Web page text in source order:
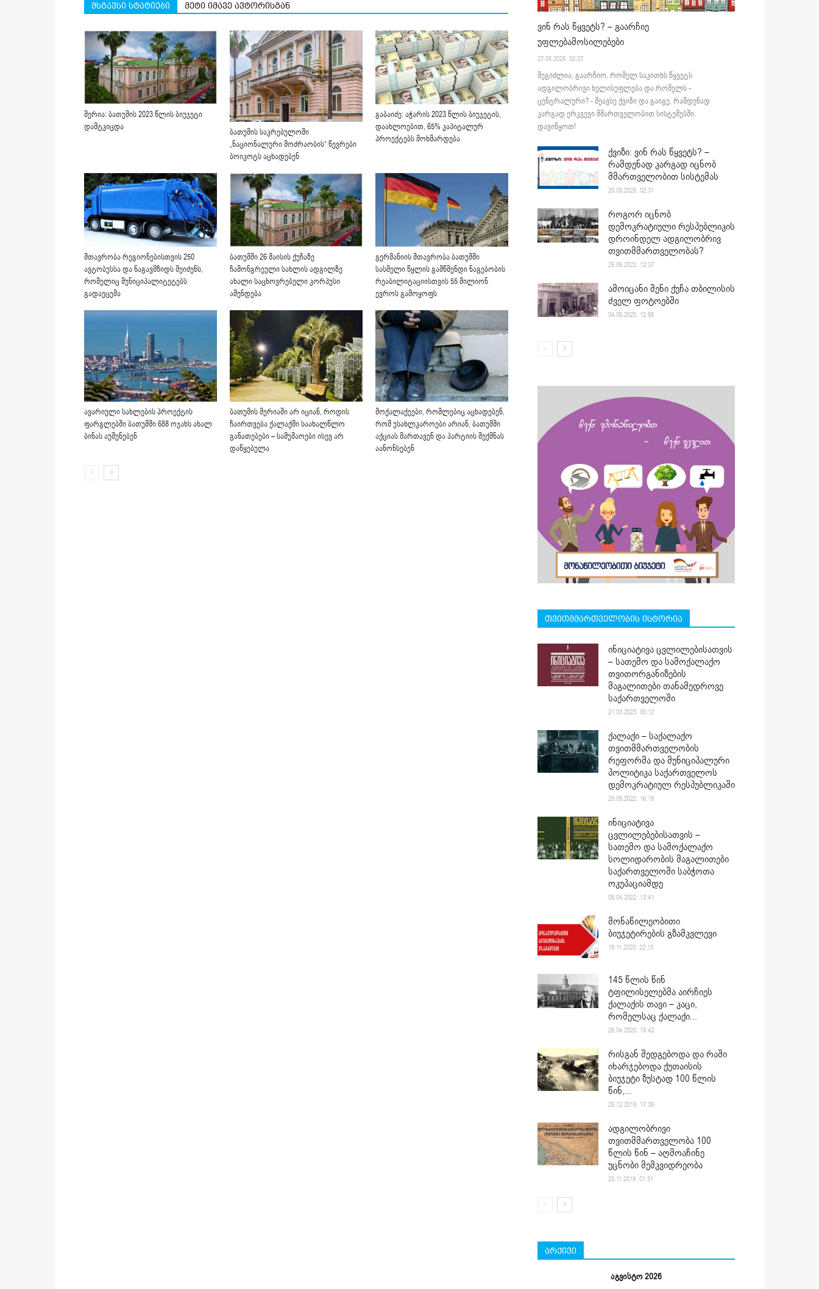
მსგავსი სტატიები მეტი იმავე ავტორისგან
მერია: ბათუმის 2023 წლის ბიუჯეტი
დამტკიცდა
ბათუმის საკრებულოში
„ნაციონალური მოძრაობის“ წევრები
ბოიკოტს აცხადებენ
გაბაიძე: აჭარის 2023 წლის ბიუჯეტის,
დაახლოებით, 65% კაპიტალურ
პროექტებს მოხმარდება
მთავრობა რეგიონებისთვის 250
ავტობუსსა და ნაგავმზიდს შეიძენს,
რომელიც მუნიციპალიტეტებს
გადაეცემა
ბათუმში 26 მაისის ქუჩაზე
ჩამონგრეული სახლის ადგილზე
ახალი საცხოვრებელი კორპუსი
აშენდება
გერმანიის მთავრობა ბათუმში
სასმელი წყლის გამწმენდი ნაგებობის
რეაბილიტაციისთვის 55 მილიონ
ევროს გამოყოფს
ავარიული სახლების პროექტის
ფარგლებში ბათუმში 688 ოჯახს ახალ
ბინას აუშენებენ
ბათუმის მერიაში არ იციან, როდის
ჩაირთვება ქალაქში საახალწლო
განათებები – სამუშაოები ისევ არ
დაწყებულა
მოქალაქეები, რომლებიც აცხადებენ,
რომ უსახლკაროები არიან, ბათუმში
აქციას მართავენ და პარტიის შექმნას
აანონსებენ
ვინ რას წყვეტს? – გაარჩიე
უფლებამოსილებები
27.05.2025. 02:27
შეგიძლია, გაარჩიო, რომელ საკითხს წყვეტს
ადგილობრივი ხელისუფლება და რომელს -
ცენტრალური? - შეავსე ქვიზი და გაიგე, რამდენად
კარგად ერკვევი მმართველობით სისტემებში.
დავიწყოთ!
ქვიზი: ვინ რას წყვეტს? –
რამდენად კარგად იცნობ
მმართველობით სისტემას
20.05.2025. 02:31
როგორ იცნობ
დემოკრატიული რესპუბლიკის
დროინდელ ადგილობრივ
თვითმმართველობას?
25.05.2022. 12:37
ამოიცანი შენი ქუჩა თბილისის
ძველ ფოტოებში
04.05.2020. 12:58
თვითმმართველობის ისტორია
ინიციატივა ცვლილებისათვის
– სათემო და სამოქალაქო
თვითორგანიზების
მაგალითები თანამედროვე
საქართველოში
21.03.2023. 00:12
ქალაქი – საქალაქო
თვითმმართველობის
რეფორმა და მუნიციპალური
პოლიტიკა საქართველოს
დემოკრატიულ რესპუბლიკაში
25.05.2022. 16:18
ინიციატივა
ცვლილებებისათვის –
სათემო და სამოქალაქო
სოლიდარობის მაგალითები
საქართველოში საბჭოთა
ოკუპაციამდე
05.04.2022. 13:41
მონაწილეობითი
ბიუჯეტირების გზამკვლევი
19.11.2020. 22:13
145 წლის წინ
ტფილისელებმა აირჩიეს
ქალაქის თავი – კაცი,
რომელსაც ქალაქი...
28.04.2020. 15:42
რისგან შედგებოდა და რაში
იხარჯებოდა ქუთაისის
ბიუჯეტი ზუსტად 100 წლის
წინ,...
25.12.2019. 17:39
ადგილობრივი
თვითმმართველობა 100
წლის წინ – აღმოაჩინე
უცნობი მემკვიდრეობა
23.11.2019. 01:31
არქივი
აგვისტო 2026